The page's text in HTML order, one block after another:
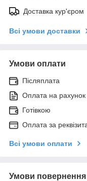
Доставка кур'єром
Всі умови доставки
Умови оплати
Післяплата
Оплата на рахунок
Готівкою
Оплата за
Всі умови оплати
Умови повернення